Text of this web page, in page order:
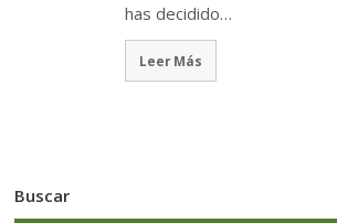
has decidido…
Leer Más
Buscar